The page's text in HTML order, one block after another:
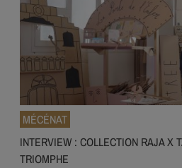
MÉCÉNAT
INTERVIEW : COLLECTION RAJA X
TRIOMPHE